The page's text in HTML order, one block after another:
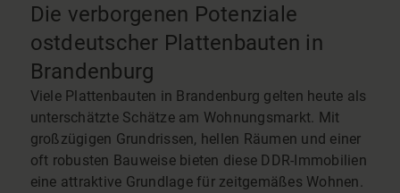
Die verborgenen Potenziale
ostdeutscher Plattenbauten in
Brandenburg
Viele Plattenbauten in Brandenburg gelten heute als
unterschätzte Schätze am Wohnungsmarkt. Mit
großzügigen Grundrissen, hellen Räumen und einer
oft robusten Bauweise bieten diese DDR-Immobilien
eine attraktive Grundlage für zeitgemäßes Wohnen.